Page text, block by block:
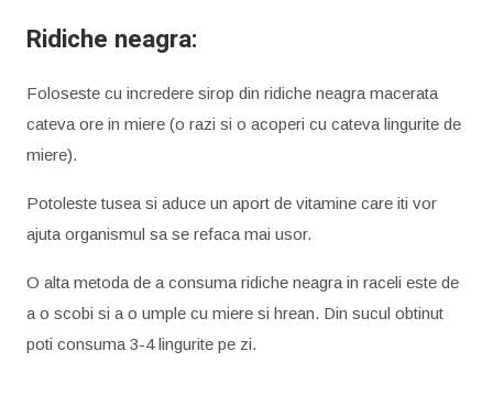
Ridiche neagra:
Foloseste cu incredere sirop din ridiche neagra macerata
cateva ore in miere (o razi si o acoperi cu cateva lingurite de
miere).
Potoleste tusea si aduce un aport de vitamine care iti vor
ajuta organismul sa se refaca mai usor.
O alta metoda de a consuma ridiche neagra in raceli este de
a o scobi si a o umple cu miere si hrean. Din sucul obtinut
poti consuma 3-4 lingurite pe zi.